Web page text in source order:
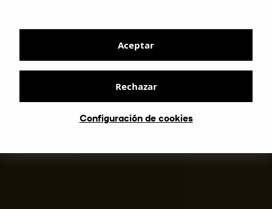
Configuración de cookies
Rechazar
Aceptar